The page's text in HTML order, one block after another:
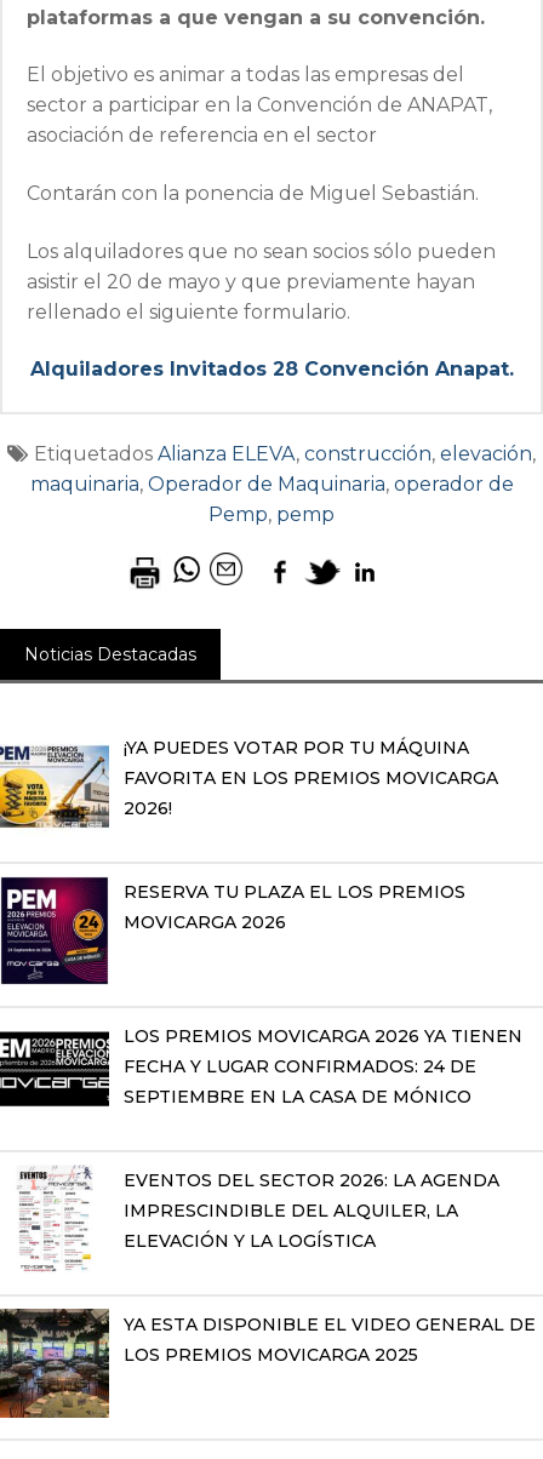
plataformas a que vengan a su convención.
El objetivo es animar a todas las empresas del
sector a participar en la Convención de ANAPAT,
asociación de referencia en el sector
Contarán con la ponencia de Miguel Sebastián.
Los alquiladores que no sean socios sólo pueden
asistir el 20 de mayo y que previamente hayan
rellenado el siguiente formulario.
Alquiladores Invitados 28 Convención Anapat.
Etiquetados Alianza ELEVA, construcción, elevación,
maquinaria, Operador de Maquinaria, operador de
Pemp, pemp
Noticias Destacadas
¡YA PUEDES VOTAR POR TU MÁQUINA
FAVORITA EN LOS PREMIOS MOVICARGA
2026!
RESERVA TU PLAZA EL LOS PREMIOS
MOVICARGA 2026
LOS PREMIOS MOVICARGA 2026 YA TIENEN
FECHA Y LUGAR CONFIRMADOS: 24 DE
SEPTIEMBRE EN LA CASA DE MÓNICO
EVENTOS DEL SECTOR 2026: LA AGENDA
IMPRESCINDIBLE DEL ALQUILER, LA
ELEVACIÓN Y LA LOGÍSTICA
YA ESTA DISPONIBLE EL VIDEO GENERAL DE
LOS PREMIOS MOVICARGA 2025